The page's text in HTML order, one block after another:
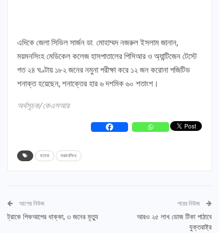
এদিকে জেলা সিভিল সার্জন ডা. মোহাম্মদ নজরুল ইসলাম জানান,
ময়মনসিংহ মেডিকেল কলেজ হাসপাতালের পিসিআর ও অ্যান্টিজেন টেস্টে
গত ২৪ ঘণ্টায় ১৮২ জনের নমুনা পরীক্ষা করে ১২ জন করোনা পজিটিভ
শনাক্ত হয়েছেন, শনাক্তের হার ৬ দশমিক ৬০ শতাংশ।
অর্থসূচক/কেএসআর
মমেক ময়মনসিংহ
আগের নিউজ
ট্রাকে পিকআপের ধাক্কা, ৩ জনের মৃত্যু
পরের নিউজ
আরও ২৫ লাখ ডোজ টিকা পাঠাবে
যুক্তরাষ্ট্র